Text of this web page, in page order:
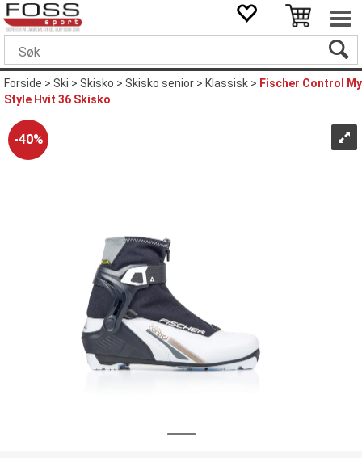
Forside>Ski>Skisko>Skisko senior>Klassisk> Fischer Control My
Style Hvit 36 Skisko
40%